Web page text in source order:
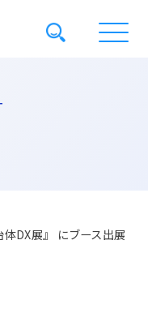
DX展』 にブース出展